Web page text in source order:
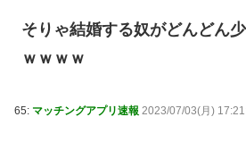
そりゃ結婚する奴がどんどん
ｗｗｗｗ
65: マッチングアプリ速報 2023/07/03(月)